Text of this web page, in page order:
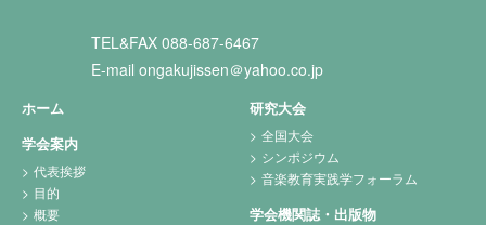
TEL&FAX 088-687-6467
E-mail ongakujissen＠yahoo.co.jp
ホーム
学会案内
代表挨拶
目的
概要
研究大会
全国大会
シンポジウム
音楽教育実践学フォーラム
学会機関誌・出版物